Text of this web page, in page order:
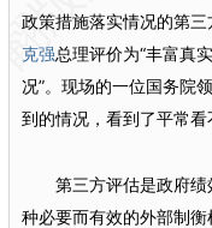
政策措施落实情况的第
克强总理评价为“丰富真
况”。现场的一位国务院
到的情况，看到了平常看
第三方评估是政府绩
种必要而有效的外部制